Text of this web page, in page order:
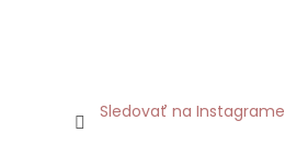
Sledovať na Instagrame